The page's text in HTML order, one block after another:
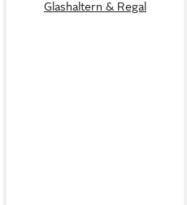
Glashaltern & Regal